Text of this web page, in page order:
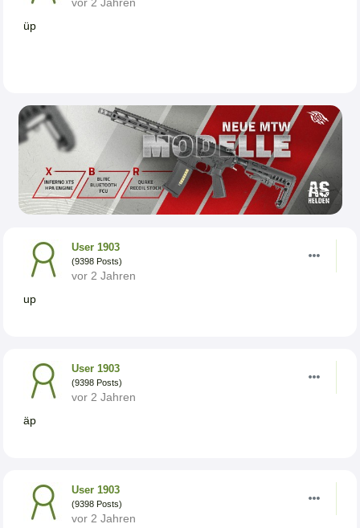
üp
User 1903
(9398 Posts)
vor 2 Jahren
up
User 1903
(9398 Posts)
vor 2 Jahren
äp
User 1903
(9398 Posts)
vor 2 Jahren